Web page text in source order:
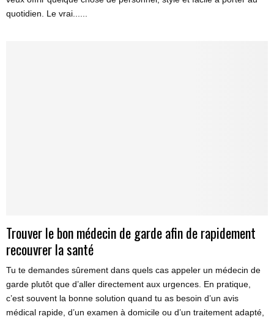
quotidien. Le vrai......
Trouver le bon médecin de garde afin de rapidement
recouvrer la santé
Tu te demandes sûrement dans quels cas appeler un médecin de
garde plutôt que d’aller directement aux urgences. En pratique,
c’est souvent la bonne solution quand tu as besoin d’un avis
médical rapide, d’un examen à domicile ou d’un traitement adapté,